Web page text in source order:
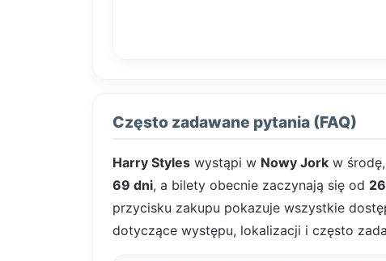
Często zadawane pytania (FAQ)
Harry Styles wystąpi w Nowy Jork w środę,
69 dni, a bilety obecnie zaczynają się od
przycisku zakupu pokazuje wszystkie
dotyczące występu, lokalizacji i często